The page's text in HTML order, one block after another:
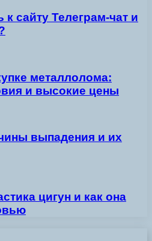
к сайту Телеграм-чат и
металлолома:
и высокие цены
выпадения и их
цигун и как она